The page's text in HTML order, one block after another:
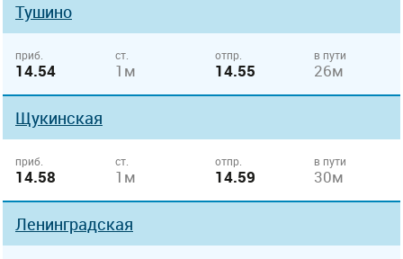
Тушино
приб.
14.54
ст.
1м
отпр.
14.55
в пути
26м
Щукинская
приб.
14.58
ст.
1м
отпр.
14.59
в пути
30м
Ленинградская